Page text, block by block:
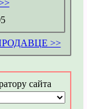
>>
сайта